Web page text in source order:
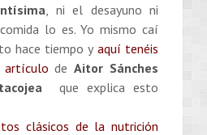
, ni el desayuno ni
lo es. Yo mismo caí
hace tiempo y aquí tenéis
artículo deAitor Sánches
que explica esto
clásicos de la nutrición